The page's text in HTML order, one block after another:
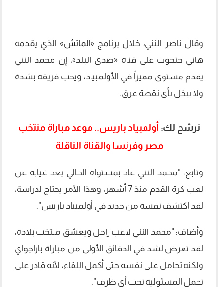
وقال ناصر النني، خلال برنامج «الماتش» الذي يقدمه
هاني حتحوت على قناة «صدى البلد»، إن محمد النني
يقدم مستوى مميزاً في الأولمبياد، ويحب فريقه بشدة
ولا يبخل بأى نقطة عرق.
نرشح لك: أولمبياد باريس.. موعد مباراة منتخب
مصر وفرنسا والقناة الناقلة
وتابع: "محمد النني عاد بمستواه الحالي بعد غيابه عن
لعب كرة القدم منذ 7 أشهر، وهذا الأمر يحتاج لدراسة،
لقد اكتشف نفسه من جديد في أولمبياد باريس".
وأضاف: "محمد النني لاعب راجل ويعشق منتخب بلاده،
لقد تعرض لشد في الدقائق الأولى من مباراة باراجواي
ولكنه تحامل على نفسه حتى أكمل اللقاء، لأنه قادر على
تحمل المسئولية تحت أى ظرف".